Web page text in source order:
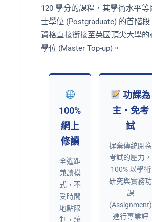
120 學分的課程，其學術水平等
士學位 (Postgraduate) 的首階
資格直接銜接至英國頂尖大學的
學位 (Master Top-up)。
100%
網上
修讀
全遙距
兼讀模
式，不
受時間
地點限
制，讓
功課為
主・免考
試
摒棄傳統閉卷
考試的壓力，
100% 以學術
研究與實務功
課
(Assignment)
進行專業評